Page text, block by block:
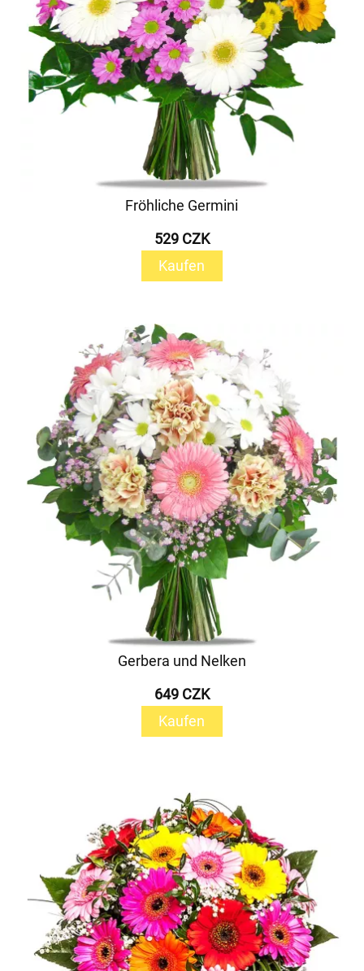
Fröhliche Germini
529 CZK
Kaufen
Gerbera und Nelken
649 CZK
Kaufen